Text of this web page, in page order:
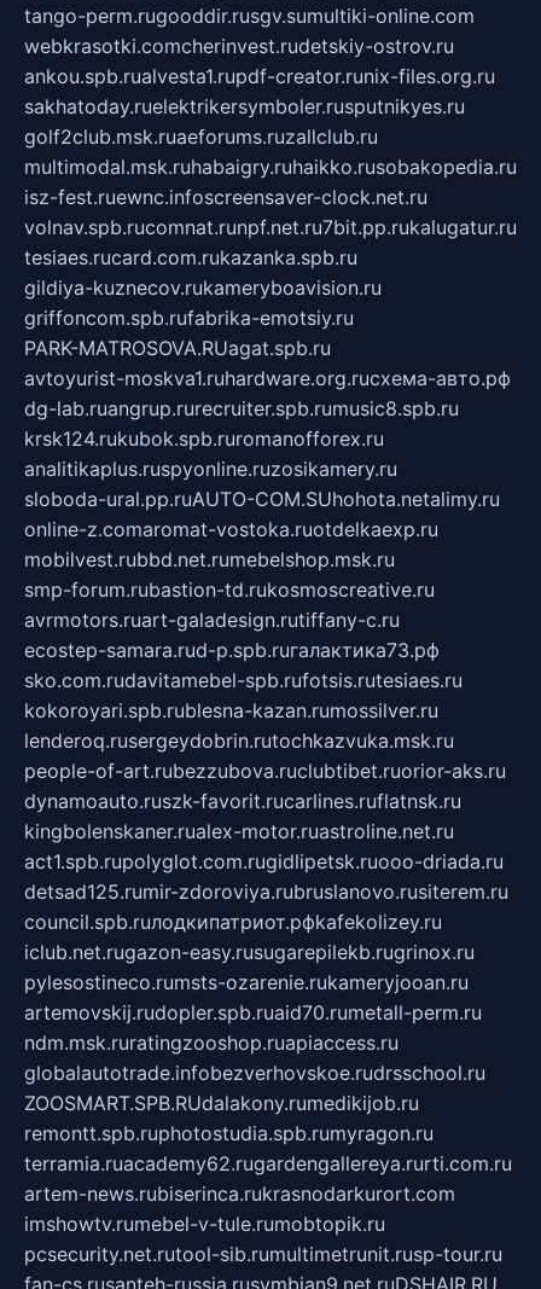
tango-perm.rugooddir.rusgv.sumultiki-online.com
webkrasotki.comcherinvest.rudetskiy-ostrov.ru
ankou.spb.rualvesta1.rupdf-creator.runix-files.org.ru
sakhatoday.ruelektrikersymboler.rusputnikyes.ru
golf2club.msk.ruaeforums.ruzallclub.ru
multimodal.msk.ruhabaigry.ruhaikko.rusobakopedia.ru
isz-fest.ruewnc.infoscreensaver-clock.net.ru
volnav.spb.rucomnat.runpf.net.ru7bit.pp.rukalugatur.ru
tesiaes.rucard.com.rukazanka.spb.ru
gildiya-kuznecov.rukameryboavision.ru
griffoncom.spb.rufabrika-emotsiy.ru
PARK-MATROSOVA.RUagat.spb.ru
avtoyurist-moskva1.ruhardware.org.ruсхема-авто.рф
dg-lab.ruangrup.rurecruiter.spb.rumusic8.spb.ru
krsk124.rukubok.spb.ruromanofforex.ru
analitikaplus.ruspyonline.ruzosikamery.ru
sloboda-ural.pp.ruAUTO-COM.SUhohota.netalimy.ru
online-z.comaromat-vostoka.ruotdelkaexp.ru
mobilvest.rubbd.net.rumebelshop.msk.ru
smp-forum.rubastion-td.rukosmoscreative.ru
avrmotors.ruart-galadesign.rutiffany-c.ru
ecostep-samara.rud-p.spb.ruгалактика73.рф
sko.com.rudavitamebel-spb.rufotsis.rutesiaes.ru
kokoroyari.spb.rublesna-kazan.rumossilver.ru
lenderoq.rusergeydobrin.rutochkazvuka.msk.ru
people-of-art.rubezzubova.ruclubtibet.ruorior-aks.ru
dynamoauto.ruszk-favorit.rucarlines.ruflatnsk.ru
kingbolenskaner.rualex-motor.ruastroline.net.ru
act1.spb.rupolyglot.com.rugidlipetsk.ruooo-driada.ru
detsad125.rumir-zdoroviya.rubruslanovo.rusiterem.ru
council.spb.ruлодкипатриот.рфkafekolizey.ru
iclub.net.rugazon-easy.rusugarepilekb.rugrinox.ru
pylesostineco.rumsts-ozarenie.rukameryjooan.ru
artemovskij.rudopler.spb.ruaid70.rumetall-perm.ru
ndm.msk.ruratingzooshop.ruapiaccess.ru
globalautotrade.infobezverhovskoe.rudrsschool.ru
ZOOSMART.SPB.RUdalakony.rumedikijob.ru
remontt.spb.ruphotostudia.spb.rumyragon.ru
terramia.ruacademy62.rugardengallereya.rurti.com.ru
artem-news.rubiserinca.rukrasnodarkurort.com
imshowtv.rumebel-v-tule.rumobtopik.ru
pcsecurity.net.rutool-sib.rumultimetrunit.rusp-tour.ru